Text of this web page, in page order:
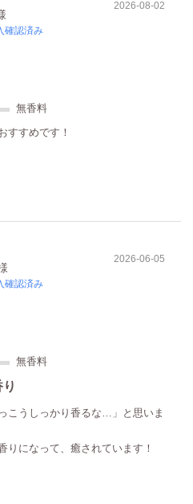
確認済み
2026-08-02
無香料
すすめです！
確認済み
2026-06-05
無香料
こうしっかり香るな…」と思いま
りになって、癒されています！